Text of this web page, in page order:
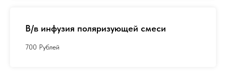
В/в инфузия поляризующей смеси
700 Рублей